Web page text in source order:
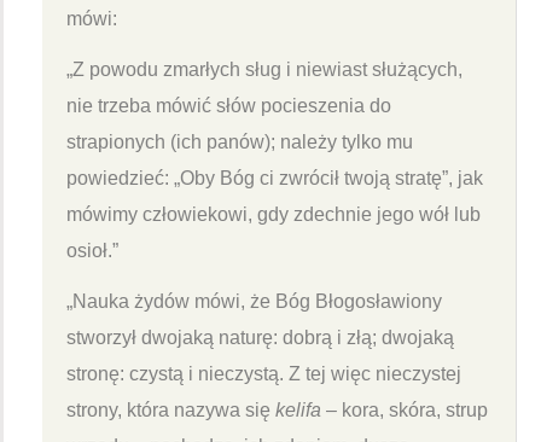
mówi:
„Z powodu zmarłych sług i niewiast służących,
nie trzeba mówić słów pocieszenia do
strapionych (ich panów); należy tylko mu
powiedzieć: „Oby Bóg ci zwrócił twoją stratę”, jak
mówimy człowiekowi, gdy zdechnie jego wół lub
osioł.”
„Nauka żydów mówi, że Bóg Błogosławiony
stworzył dwojaką naturę: dobrą i złą; dwojaką
stronę: czystą i nieczystą. Z tej więc nieczystej
strony, która nazywa się kelifa – kora, skóra, strup